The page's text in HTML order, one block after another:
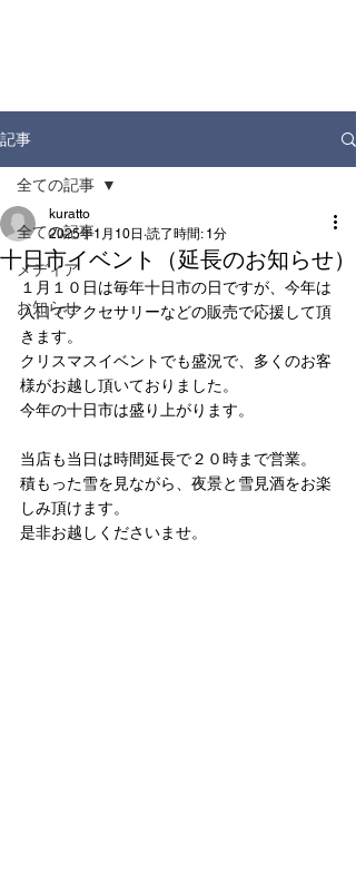
記事
全ての記事
メディア
お知らせ
全ての記事
十日市イベント（延長のお知らせ）
kuratto
2025年1月10日 読了時間: 1分
１月１０日は毎年十日市の日ですが、今年は
入口でアクセサリーなどの販売で応援して頂
きます。
クリスマスイベントでも盛況で、多くのお客
様がお越し頂いておりました。
今年の十日市は盛り上がります。
当店も当日は時間延長で２０時まで営業。
積もった雪を見ながら、夜景と雪見酒をお楽
しみ頂けます。
是非お越しくださいませ。